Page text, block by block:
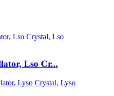
Lso Cr...